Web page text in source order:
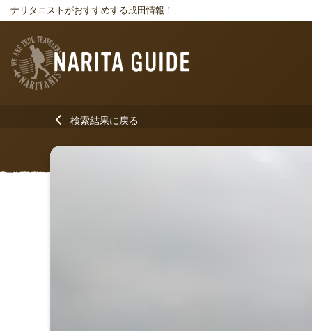
ナリタニストがおすすめする成田情報！
検索結果に戻る